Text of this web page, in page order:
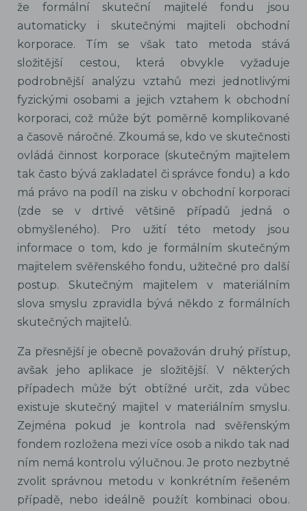
že formální skuteční majitelé fondu jsou
automaticky i skutečnými majiteli obchodní
korporace. Tím se však tato metoda stává
složitější cestou, která obvykle vyžaduje
podrobnější analýzu vztahů mezi jednotlivými
fyzickými osobami a jejich vztahem k obchodní
korporaci, což může být poměrně komplikované
a časově náročné. Zkoumá se, kdo ve skutečnosti
ovládá činnost korporace (skutečným majitelem
tak často bývá zakladatel či správce fondu) a kdo
má právo na podíl na zisku v obchodní korporaci
(zde se v drtivé většině případů jedná o
obmyšleného). Pro užití této metody jsou
informace o tom, kdo je formálním skutečným
majitelem svěřenského fondu, užitečné pro další
postup. Skutečným majitelem v materiálním
slova smyslu zpravidla bývá někdo z formálních
skutečných majitelů.
Za přesnější je obecně považován druhý přístup,
avšak jeho aplikace je složitější. V některých
případech může být obtížné určit, zda vůbec
existuje skutečný majitel v materiálním smyslu.
Zejména pokud je kontrola nad svěřenským
fondem rozložena mezi více osob a nikdo tak nad
ním nemá kontrolu výlučnou. Je proto nezbytné
zvolit správnou metodu v konkrétním řešeném
případě, nebo ideálně použít kombinaci obou.